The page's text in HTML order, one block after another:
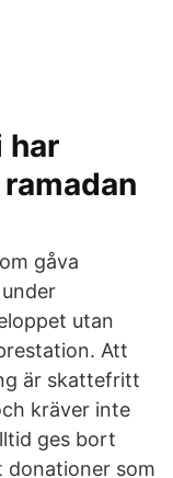
har
gåva
utan
Att
är skattefritt
kräver inte
ges bort
donationer som